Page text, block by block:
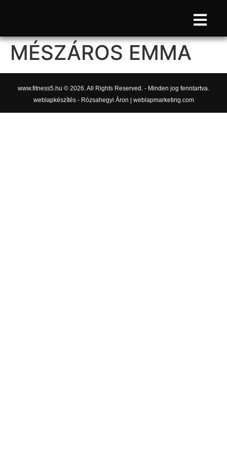
MÉSZÁROS EMMA
www.fitness5.hu © 2026. All Rights Reserved. - Minden jog fenntartva.
weblapkészítés - Rózsahegyi Áron | weblapmarketing.com